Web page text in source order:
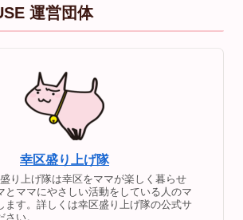
運営団体
幸区盛り上げ隊
り上げ隊は幸区をママが楽しく暮らせ
とママにやさしい活動をしている人のマ
ます。詳しくは幸区盛り上げ隊の公式サ
い。